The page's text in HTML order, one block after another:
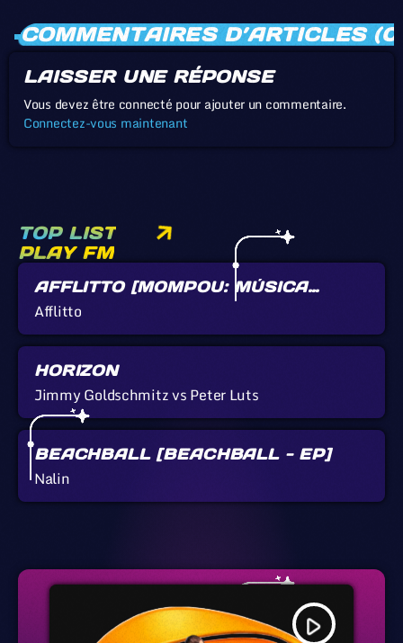
COMMENTAIRES D’ARTICLES
LAISSER UNE RÉPONSE
Vous devez être connecté pour ajouter un commentaire.
Connectez-vous maintenant
TOP LIST
PLAY FM
AFFLITTO [MOMPOU: MÚSICA
CALLADA]
Afflitto
HORIZON
Jimmy Goldschmitz vs Peter Luts
BEACHBALL [BEACHBALL - EP]
Nalin
play_arrow